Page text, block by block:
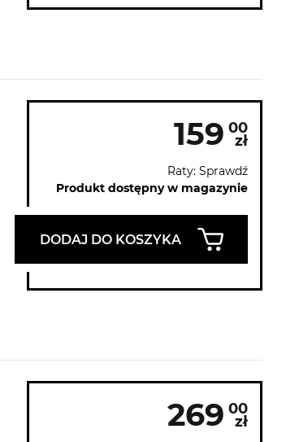
159 00
zł
Raty: Sprawdź
Produkt dostępny w magazynie
DODAJ DO KOSZYKA
269 00
zł